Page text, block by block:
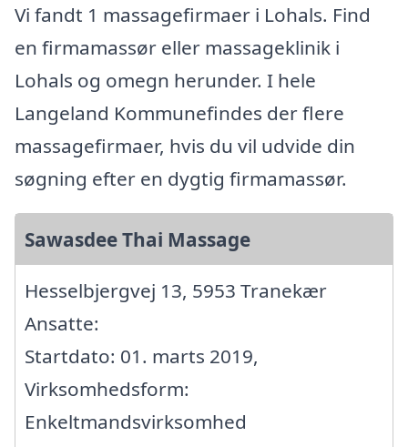
Vi fandt 1 massagefirmaer i Lohals. Find
en firmamassør eller massageklinik i
Lohals og omegn herunder. I hele
Langeland Kommunefindes der flere
massagefirmaer, hvis du vil udvide din
søgning efter en dygtig firmamassør.
Sawasdee Thai Massage
Hesselbjergvej 13, 5953 Tranekær
Ansatte:
Startdato: 01. marts 2019,
Virksomhedsform:
Enkeltmandsvirksomhed